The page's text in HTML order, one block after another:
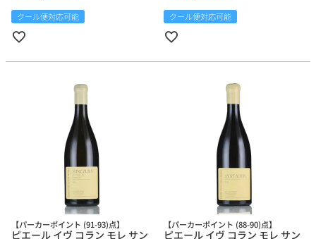
クール便対応可能 クール便対応可能
【パーカーポイント (91-93)点】
ピエール イヴ コラン モレ サン
【パーカーポイント (88-90)点】
ピエール イヴ コラン モレ サン